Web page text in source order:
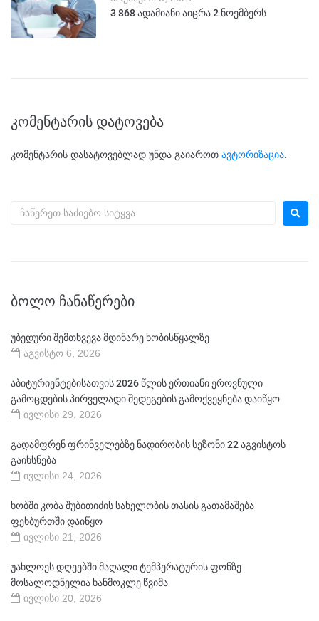
3 868 ადამიანი აიცრა 2 ნოემბერს
კომენტარის დატოვება
კომენტარის დასატოვებლად უნდა გაიაროთ ავტორიზაცია
ᲑᲝᲚᲝ ᲩᲐᲜᲐᲬᲔᲠᲔᲑᲘ
უბედური შემთხვევა მდინარე ხობისწყალზე
აგვისტო 6, 2026
აბიტურიენტებისათვის 2026 წლის ერთიანი ეროვნული
გამოცდების პირველადი შედეგების გამოქვეყნება დაიწყო
ივლისი 29, 2026
გადამფრენ ფრინველებზე ნადირობის სეზონი 22 აგვისტოს
გაიხსნება
ივლისი 24, 2026
ხობში კობა შუბითიძის სახელობის თასის გათამაშება
ფეხბურთში დაიწყო
ივლისი 21, 2026
უახლოეს დღეებში მაღალი ტემპერატურის ფონზე
მოსალოდნელია ხანმოკლე წვიმა
ივლისი 20, 2026